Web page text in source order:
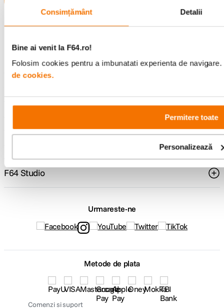
Consimțământ Detalii
Bine ai venit la F64.ro!
Folosim cookies pentru a imbunatati experienta de
de cookies.
Permitere toate
Personalizează
Consultanta
Livrare gratuita
F64 Studio
Urmareste-ne
Metode de plata
Comenzi si suport